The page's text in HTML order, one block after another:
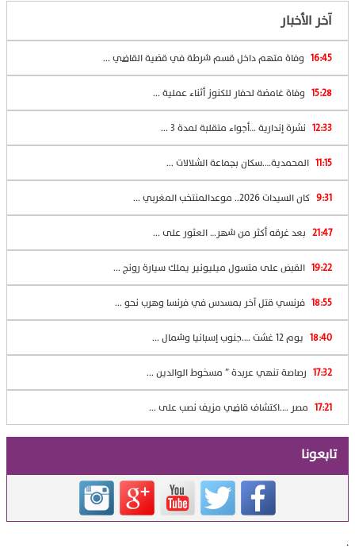
آخر الأخبار
16:45 وفاة متهم داخل قسم شرطة في قضية القاضي ...
15:28 وفاة غامضة لحفار للكنوز أثناء عملية ...
12:33 نشرة إندارية …أجواء متقلبة لمدة 3 ...
11:15 المحمدية….سكان بجماعة الشلالات ...
9:31 كان السيدات 2026.. موعدالمنتخب المغربي ...
21:47 بعد غرقه أكثر من شهر… العثور على ...
19:22 القبض على متسول ميليونير يملك سيارة رونج ...
18:55 فرنسي قتل آخر بمسدس في فرنسا وهرب نحو ...
18:40 يوم 12 غشت ….جنوب إسبانيا وشمال ...
17:32 رصاصة تنهي عربدة ” مسخوط الوالدين ...
17:21 مصر ….اكتشاف قاضي مزيف نصب على ...
تابعونا
.